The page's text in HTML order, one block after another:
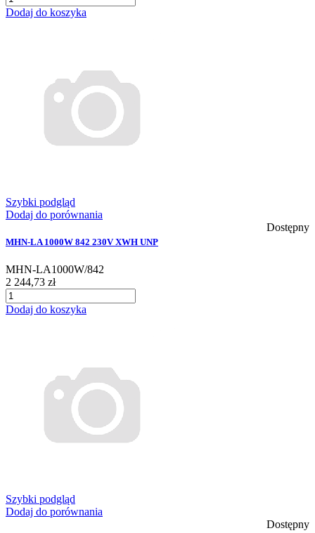
Dodaj do koszyka
Szybki podgląd
Dodaj do porównania
Dostępny
MHN-LA 1000W 842 230V XWH UNP
MHN-LA1000W/842
2 244,73 zł
Dodaj do koszyka
Szybki podgląd
Dodaj do porównania
Dostępny